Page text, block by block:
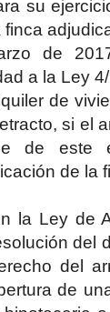
su
de
a la Ley
de
si el
de este
de la
la Ley de
del
del
de